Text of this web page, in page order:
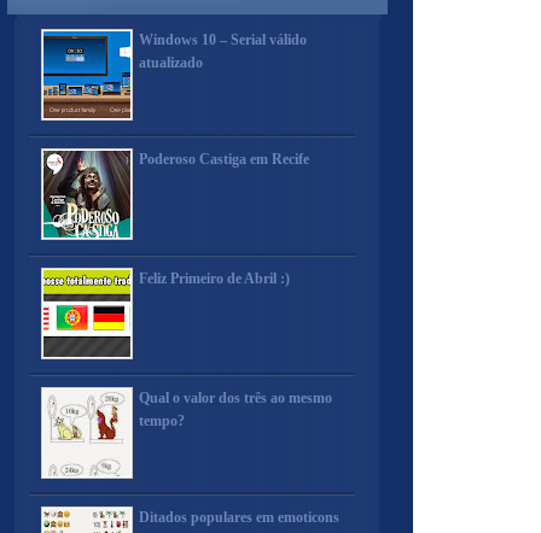
Windows 10 – Serial válido
atualizado
Poderoso Castiga em Recife
Feliz Primeiro de Abril :)
Qual o valor dos três ao mesmo
tempo?
Ditados populares em emoticons